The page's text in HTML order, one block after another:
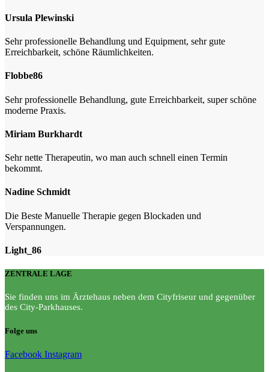
Ursula Plewinski
Sehr professionelle Behandlung und Equipment, sehr gute
Erreichbarkeit, schöne Räumlichkeiten.
Flobbe86
Sehr professionelle Behandlung, gute Erreichbarkeit, super schöne
moderne Praxis.
Miriam Burkhardt
Sehr nette Therapeutin, wo man auch schnell einen Termin
bekommt.
Nadine Schmidt
Die Beste Manuelle Therapie gegen Blockaden und
Verspannungen.
Light_86
ZENTRALE LAGE
Sie finden uns im Ärztehaus neben dem Cityfriseur und gegenüber
des City-Parkhauses.
Folge uns
Facebook Instagram